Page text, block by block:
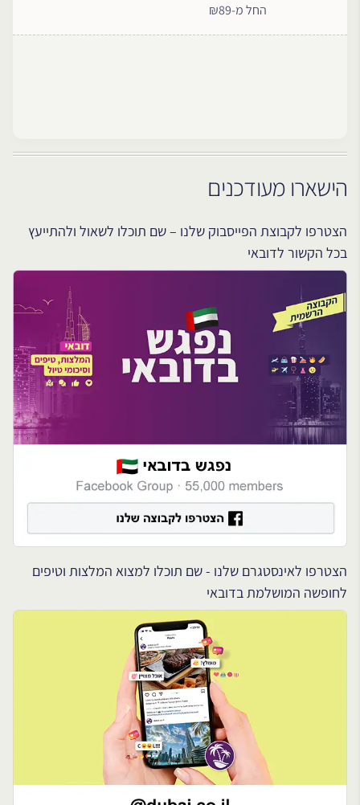
החל מ-₪89
הישארו מעודכנים
הצטרפו לקבוצת הפייסבוק שלנו – שם תוכלו לשאול ולהתייעץ
בכל הקשור לדובאי
הצטרפו לאינסטגרם שלנו - שם תוכלו למצוא המלצות וטיפים
לחופשה המושלמת בדובאי